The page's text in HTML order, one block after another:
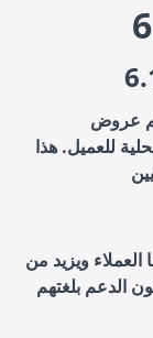
عروض
للعميل. هذا
ويزيد من
الدعم بلغتهم